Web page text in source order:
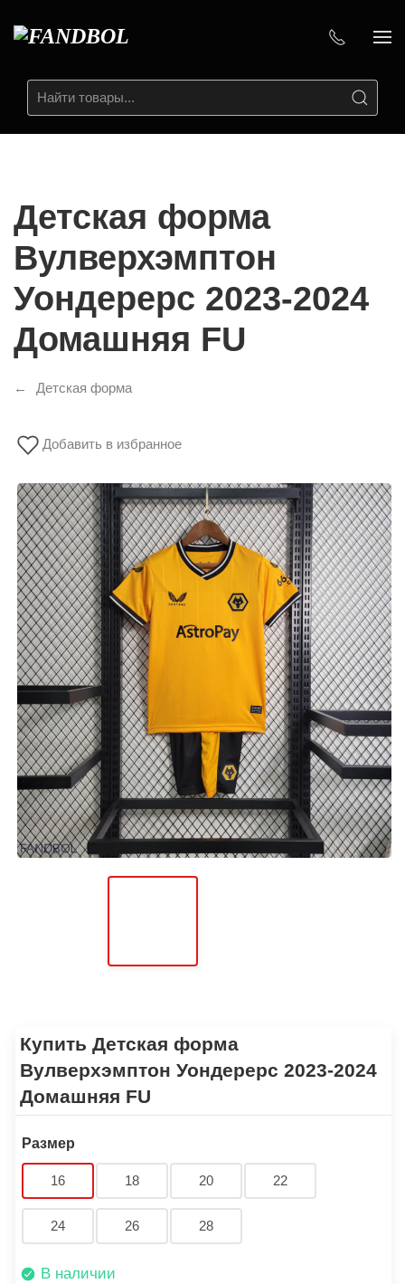
Детская форма
Вулверхэмптон
Уондерерс 2023-2024
Домашняя FU
Детская форма
Добавить в избранное
Купить Детская форма
Вулверхэмптон Уондерерс 2023-2024
Домашняя FU
Размер
16 18 20 22
24 26 28
В наличии